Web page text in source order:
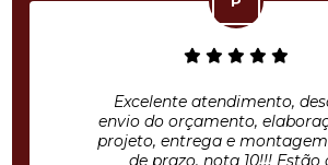
Excelente atendimento,
envio do orçamento,
projeto, entrega e
de prazo, nota 10!!! Estão